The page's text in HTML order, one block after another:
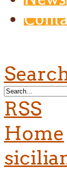
RSS
Home